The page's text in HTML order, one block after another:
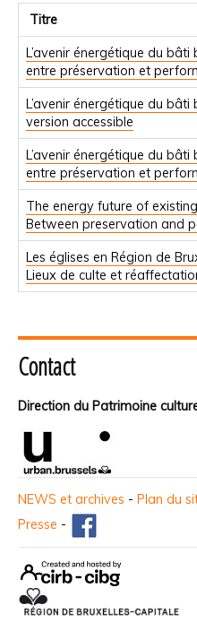
Titre
L’avenir énergétique du bâti
entre préservation et
L’avenir énergétique du
version accessible
L’avenir énergétique du bâti
entre préservation et
The energy future of
Between preservation and
Les églises en Région de
Lieux de culte et
Contact
Direction du Patrimoine
NEWS et archives - Plan du
Presse -